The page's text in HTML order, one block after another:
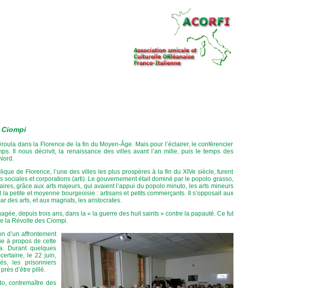
dans la Florence de la fin du Moyen-Âge. Mais pour l’éclairer, le conférencier
Il nous décrivit, la renaissance des villes avant l’an mille, puis le temps des
de Florence, l’une des villes les plus prospères à la fin du XIVe siècle, furent
sociales et corporations (arti). Le gouvernement était dominé par le popolo grasso,
grâce aux arts majeurs, qui avaient l’appui du popolo minuto, les arts mineurs
petite et moyenne bourgeoisie : artisans et petits commerçants. Il s’opposait aux
des arts, et aux magnats, les aristocrates.
depuis trois ans, dans la « la guerre des huit saints » contre la papauté. Ce fut
la Révolte des Ciompi.
d’un affrontement
à propos de cette
Durant quelques
le 22 juin,
les prisonniers
d’être pillé.
contremaître des